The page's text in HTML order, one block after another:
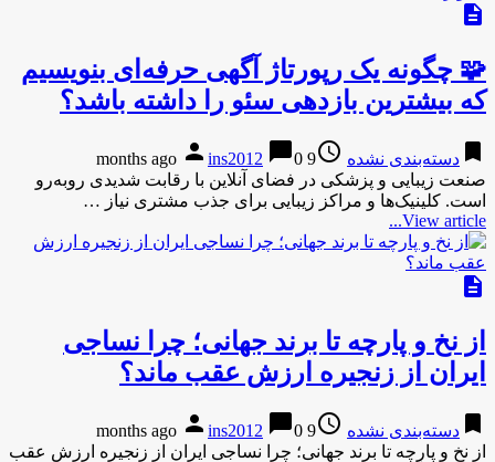
description
🧩 چگونه یک رپورتاژ آگهی حرفه‌ای بنویسیم
که بیشترین بازدهی سئو را داشته باشد؟
bookmark دسته‌بندی نشده access_time
9 months ago
person ins2012 chat_bubble0
صنعت زیبایی و پزشکی در فضای آنلاین با رقابت شدیدی روبه‌رو
است. کلینیک‌ها و مراکز زیبایی برای جذب مشتری نیاز …
View article...
description
از نخ و پارچه تا برند جهانی؛ چرا نساجی
ایران از زنجیره ارزش عقب ماند؟
bookmark دسته‌بندی نشده access_time
9 months ago
person ins2012 chat_bubble0
از نخ و پارچه تا برند جهانی؛ چرا نساجی ایران از زنجیره ارزش عقب